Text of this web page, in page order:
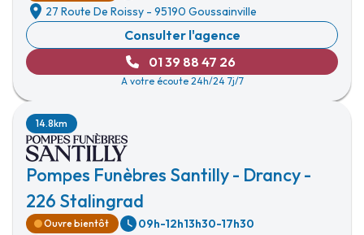
27 Route De Roissy - 95190 Goussainville
Consulter l'agence
01 39 88 47 26
A votre écoute 24h/24 7j/7
Pompes Funèbres Santilly - Drancy -
226 Stalingrad
14.8km
Ouvre bientôt 09h-12h13h30-17h30